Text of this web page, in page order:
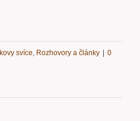
svíce, Rozhovory a články
0